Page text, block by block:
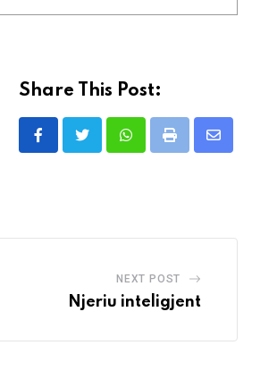
Share This Post:
WhatsappPrint
Share
NEXT POST
Njeriu inteligjent